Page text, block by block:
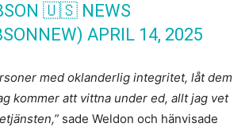
🇺🇸 NEWS
APRIL 14, 2025
med oklanderlig integritet, låt dem
kommer att vittna under ed, allt jag vet
sade Weldon och hänvisade